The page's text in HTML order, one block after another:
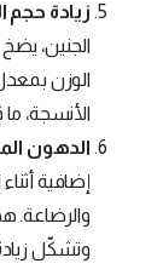
زيادة حجم
الجنين،
الوزن
الأنسجة، ما
الدهون
إضافية
والرضاعة.
وتشكّل